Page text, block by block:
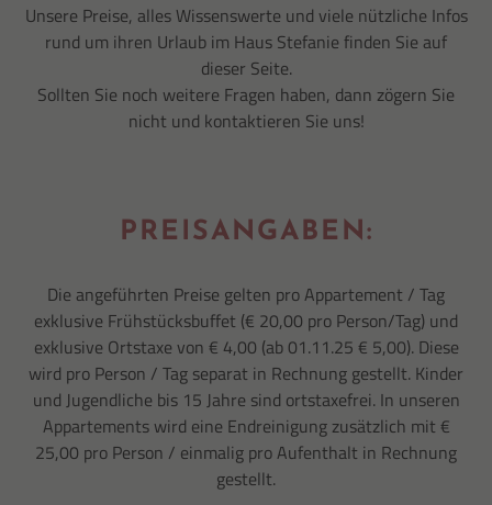
Unsere Preise, alles Wissenswerte und viele nützliche Infos
rund um ihren Urlaub im Haus Stefanie finden Sie auf
dieser Seite.
Sollten Sie noch weitere Fragen haben, dann zögern Sie
nicht und kontaktieren Sie uns!
PREISANGABEN:
Die angeführten Preise gelten pro Appartement / Tag
exklusive Frühstücksbuffet (€ 20,00 pro Person/Tag) und
exklusive Ortstaxe von € 4,00 (ab 01.11.25 € 5,00). Diese
wird pro Person / Tag separat in Rechnung gestellt. Kinder
und Jugendliche bis 15 Jahre sind ortstaxefrei. In unseren
Appartements wird eine Endreinigung zusätzlich mit €
25,00 pro Person / einmalig pro Aufenthalt in Rechnung
gestellt.